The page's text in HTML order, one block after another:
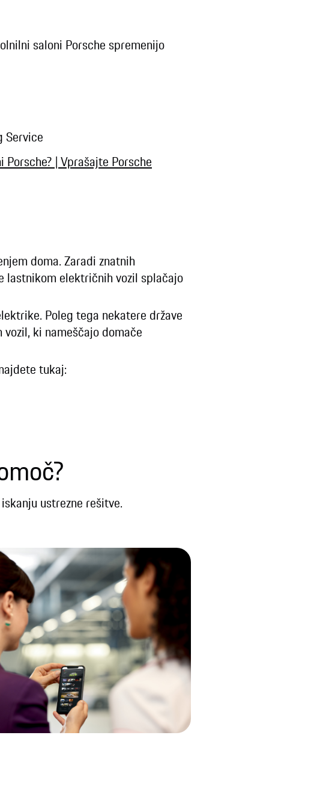
saloni Porsche spremenijo
Service
| Vprašajte Porsche
doma. Zaradi znatnih
lastnikom električnih vozil splačajo
Poleg tega nekatere države
ki nameščajo domače
tukaj:
ustrezne rešitve.